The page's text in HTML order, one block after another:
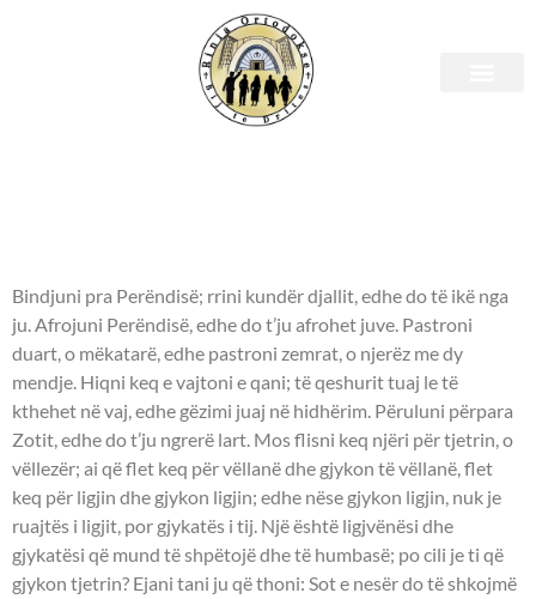
E enjte, 19 janar 2023 –
Bindjuni pra Perëndisë; rrini kundër djallit, edhe do të ikë nga
ju. Afrojuni Perëndisë, edhe do t’ju afrohet juve. Pastroni
duart, o mëkatarë, edhe pastroni zemrat, o njerëz me dy
mendje. Hiqni keq e vajtoni e qani; të qeshurit tuaj le të
kthehet në vaj, edhe gëzimi juaj në hidhërim. Përuluni përpara
Zotit, edhe do t’ju ngrerë lart. Mos flisni keq njëri për tjetrin, o
vëllezër; ai që flet keq për vëllanë dhe gjykon të vëllanë, flet
keq për ligjin dhe gjykon ligjin; edhe nëse gjykon ligjin, nuk je
ruajtës i ligjit, por gjykatës i tij. Një është ligjvënësi dhe
gjykatësi që mund të shpëtojë dhe të humbasë; po cili je ti që
gjykon tjetrin? Ejani tani ju që thoni: Sot e nesër do të shkojmë